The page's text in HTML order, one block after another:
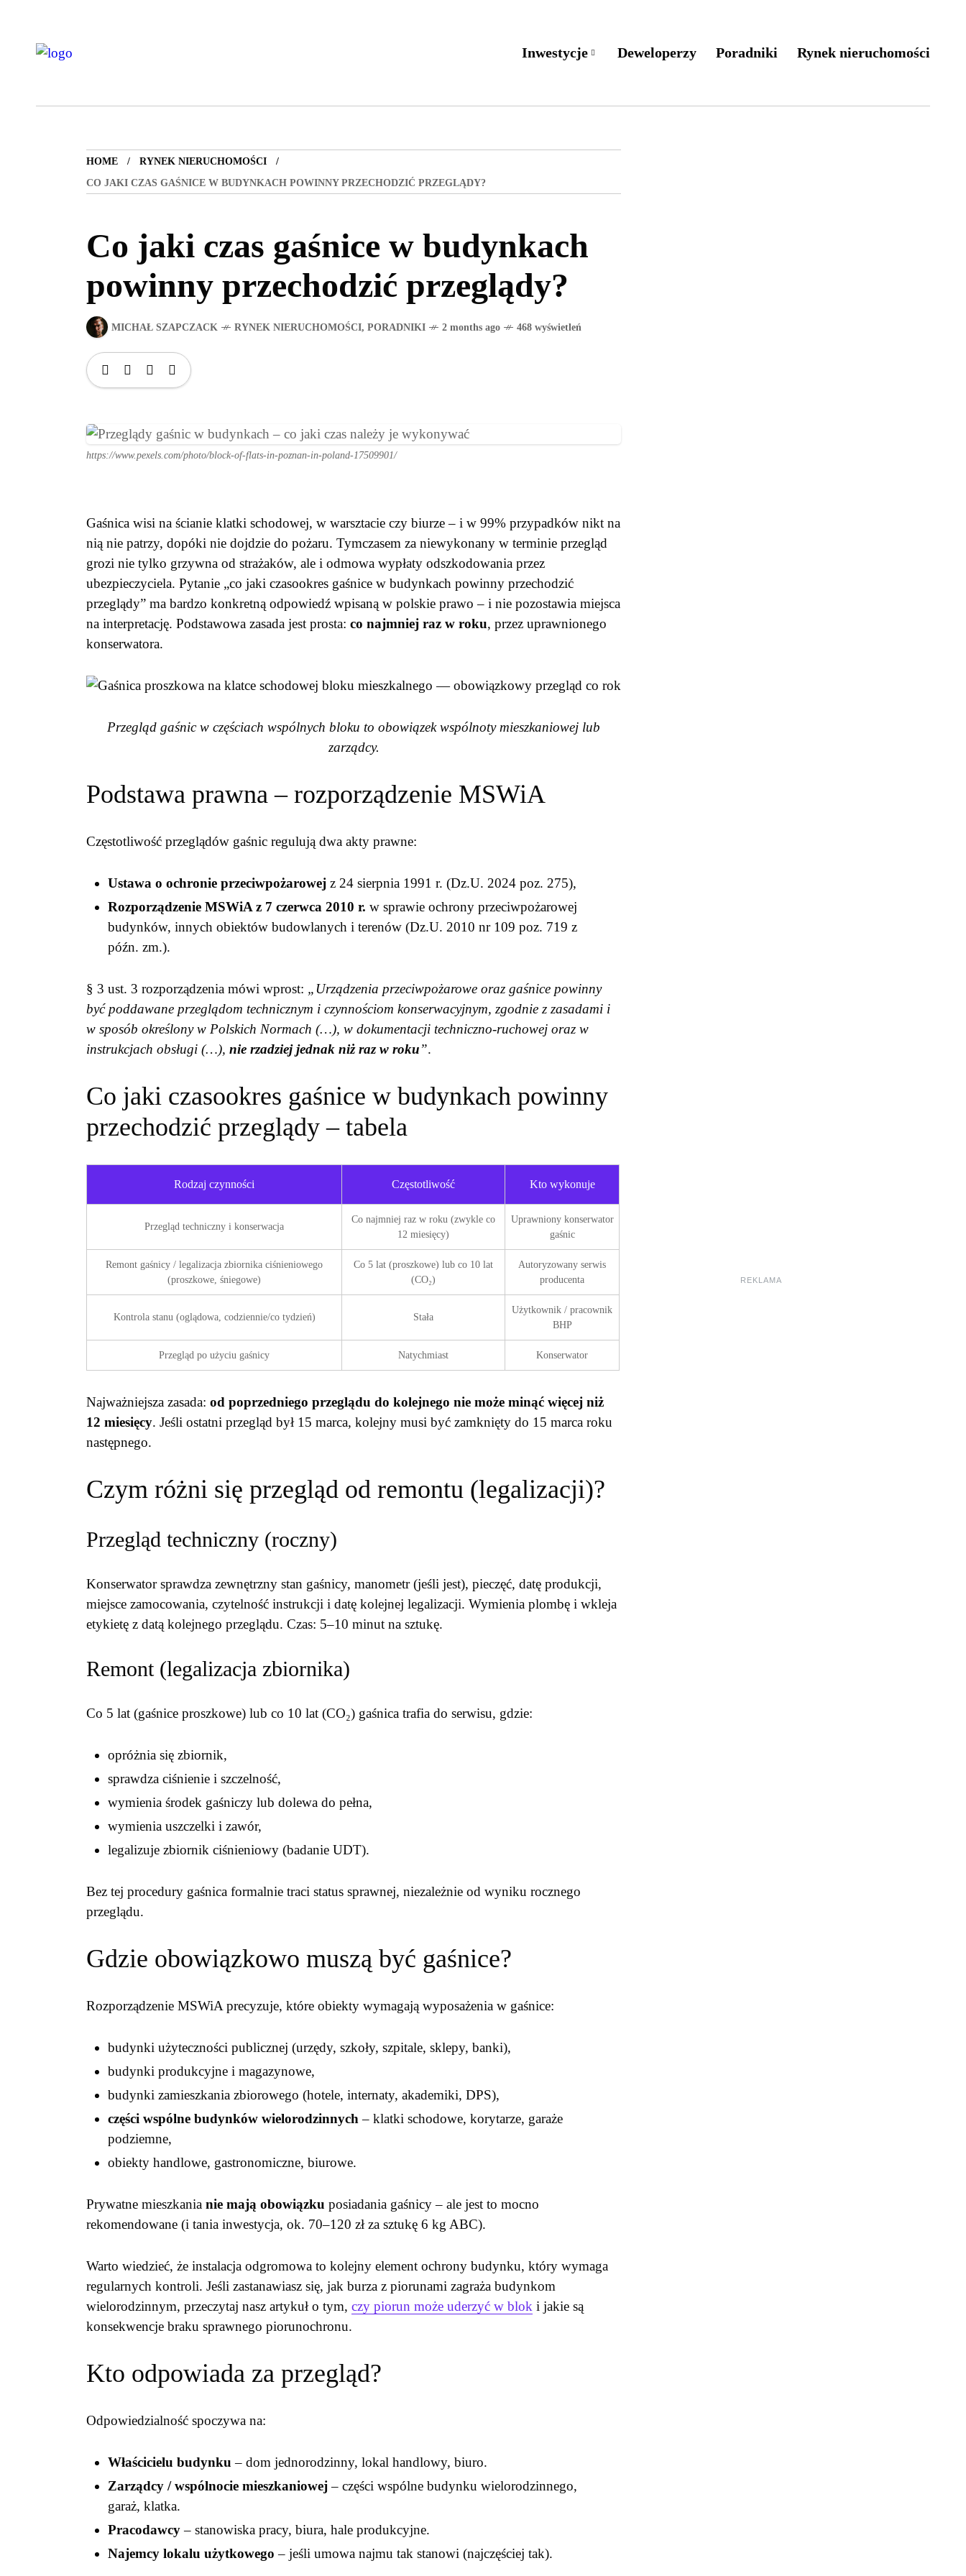
Inwestycje Deweloperzy Poradniki Rynek nieruchomości
HOME
RYNEK NIERUCHOMOŚCI
CO JAKI CZAS GAŚNICE W BUDYNKACH POWINNY PRZECHODZIĆ PRZEGLĄDY?
Co jaki czas gaśnice w budynkach
powinny przechodzić przeglądy?
MICHAŁ SZAPCZACK RYNEK NIERUCHOMOŚCI, PORADNIKI 2 months ago 468 wyświetleń
https://www.pexels.com/photo/block-of-flats-in-poznan-in-poland-17509901/
Gaśnica wisi na ścianie klatki schodowej, w warsztacie czy biurze – i w 99% przypadków nikt na
nią nie patrzy, dopóki nie dojdzie do pożaru. Tymczasem za niewykonany w terminie przegląd
grozi nie tylko grzywna od strażaków, ale i odmowa wypłaty odszkodowania przez
ubezpieczyciela. Pytanie „co jaki czasookres gaśnice w budynkach powinny przechodzić
przeglądy” ma bardzo konkretną odpowiedź wpisaną w polskie prawo – i nie pozostawia miejsca
na interpretację. Podstawowa zasada jest prosta: co najmniej raz w roku, przez uprawnionego
konserwatora.
Przegląd gaśnic w częściach wspólnych bloku to obowiązek wspólnoty mieszkaniowej lub
zarządcy.
Podstawa prawna – rozporządzenie MSWiA
Częstotliwość przeglądów gaśnic regulują dwa akty prawne:
Ustawa o ochronie przeciwpożarowej z 24 sierpnia 1991 r. (Dz.U. 2024 poz. 275),
Rozporządzenie MSWiA z 7 czerwca 2010 r. w sprawie ochrony przeciwpożarowej
budynków, innych obiektów budowlanych i terenów (Dz.U. 2010 nr 109 poz. 719 z
późn. zm.).
§ 3 ust. 3 rozporządzenia mówi wprost: „Urządzenia przeciwpożarowe oraz gaśnice powinny
być poddawane przeglądom technicznym i czynnościom konserwacyjnym, zgodnie z zasadami i
w sposób określony w Polskich Normach (…), w dokumentacji techniczno-ruchowej oraz w
instrukcjach obsługi (…), nie rzadziej jednak niż raz w roku”.
Co jaki czasookres gaśnice w budynkach powinny
przechodzić przeglądy – tabela
Rodzaj czynności Częstotliwość Kto wykonuje
Przegląd techniczny i konserwacja
Co najmniej raz w roku (zwykle co
12 miesięcy)
Uprawniony konserwator
gaśnic
Remont gaśnicy / legalizacja zbiornika ciśnieniowego
(proszkowe, śniegowe)
Co 5 lat (proszkowe) lub co 10 lat
(CO₂)
Autoryzowany serwis
producenta
Kontrola stanu (oglądowa, codziennie/co tydzień) Stała
Użytkownik / pracownik
BHP
Przegląd po użyciu gaśnicy Natychmiast Konserwator
Najważniejsza zasada: od poprzedniego przeglądu do kolejnego nie może minąć więcej niż
12 miesięcy. Jeśli ostatni przegląd był 15 marca, kolejny musi być zamknięty do 15 marca roku
następnego.
Czym różni się przegląd od remontu (legalizacji)?
Przegląd techniczny (roczny)
Konserwator sprawdza zewnętrzny stan gaśnicy, manometr (jeśli jest), pieczęć, datę produkcji,
miejsce zamocowania, czytelność instrukcji i datę kolejnej legalizacji. Wymienia plombę i wkleja
etykietę z datą kolejnego przeglądu. Czas: 5–10 minut na sztukę.
Remont (legalizacja zbiornika)
Co 5 lat (gaśnice proszkowe) lub co 10 lat (CO₂) gaśnica trafia do serwisu, gdzie:
opróżnia się zbiornik,
sprawdza ciśnienie i szczelność,
wymienia środek gaśniczy lub dolewa do pełna,
wymienia uszczelki i zawór,
legalizuje zbiornik ciśnieniowy (badanie UDT).
Bez tej procedury gaśnica formalnie traci status sprawnej, niezależnie od wyniku rocznego
przeglądu.
Gdzie obowiązkowo muszą być gaśnice?
Rozporządzenie MSWiA precyzuje, które obiekty wymagają wyposażenia w gaśnice:
budynki użyteczności publicznej (urzędy, szkoły, szpitale, sklepy, banki),
budynki produkcyjne i magazynowe,
budynki zamieszkania zbiorowego (hotele, internaty, akademiki, DPS),
części wspólne budynków wielorodzinnych – klatki schodowe, korytarze, garaże
podziemne,
obiekty handlowe, gastronomiczne, biurowe.
Prywatne mieszkania nie mają obowiązku posiadania gaśnicy – ale jest to mocno
rekomendowane (i tania inwestycja, ok. 70–120 zł za sztukę 6 kg ABC).
Warto wiedzieć, że instalacja odgromowa to kolejny element ochrony budynku, który wymaga
regularnych kontroli. Jeśli zastanawiasz się, jak burza z piorunami zagraża budynkom
wielorodzinnym, przeczytaj nasz artykuł o tym, czy piorun może uderzyć w blok i jakie są
konsekwencje braku sprawnego piorunochronu.
Kto odpowiada za przegląd?
Odpowiedzialność spoczywa na:
Właścicielu budynku – dom jednorodzinny, lokal handlowy, biuro.
Zarządcy / wspólnocie mieszkaniowej – części wspólne budynku wielorodzinnego,
garaż, klatka.
Pracodawcy– stanowiska pracy, biura, hale produkcyjne.
Najemcy lokalu użytkowego – jeśli umowa najmu tak stanowi (najczęściej tak).
REKLAMA